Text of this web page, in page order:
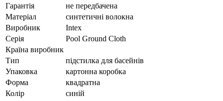
Гарантія
не передбачена
Матеріал
синтетичні волокна
Виробник
Intex
Серія
Pool Ground Cloth
Країна виробник
Тип
підстилка для басейнів
Упаковка
картонна коробка
Форма
квадратна
Колір
синій